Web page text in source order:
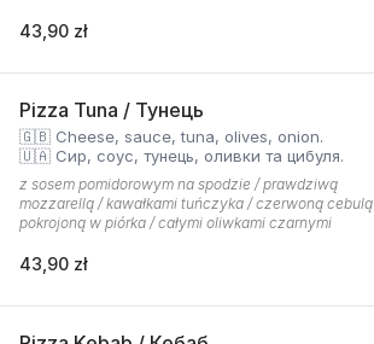
43,90 zł
Pizza Tuna / Тунець
🇬🇧 Cheese, sauce, tuna, olives, onion.
🇺🇦 Сир, соус, тунець, оливки та цибуля.
z sosem pomidorowym na spodzie / prawdziwą
mozzarellą / kawałkami tuńczyka / czerwoną cebulą
pokrojoną w piórka / całymi oliwkami czarnymi
43,90 zł